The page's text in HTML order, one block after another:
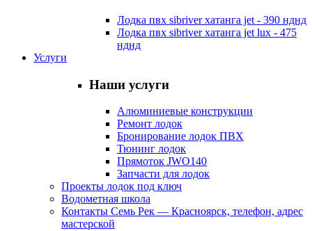
Лодка пвх sibriver хатанга jet - 390 нднд
Лодка пвх sibriver хатанга jet lux - 475
нднд
Услуги
Наши услуги
Алюминиевые конструкции
Ремонт лодок
Бронирование лодок ПВХ
Тюнинг лодок
Прямоток JWO140
Запчасти для лодок
Проекты лодок под ключ
Водометная школа
Контакты Семь Рек — Красноярск, телефон, адрес
мастерской